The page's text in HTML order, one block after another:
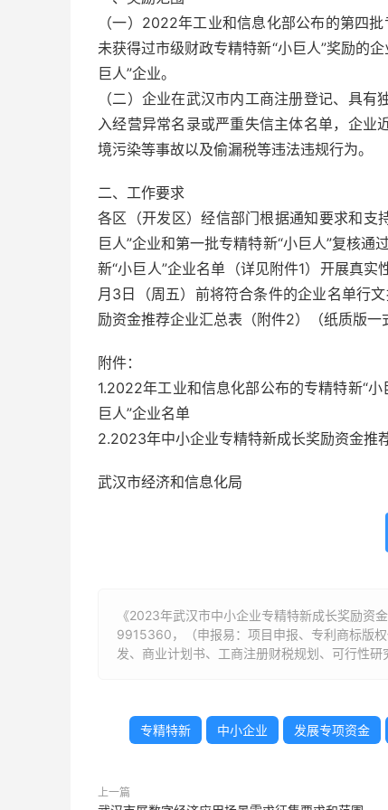
（一）2022年工业和信息化部公布的第四
未获得过市级财政专精特新“小巨人”奖励的
巨人”企业。
（二）企业在武汉市内工商注册登记、具
入经营异常名录或严重失信主体名单，企业
境污染等事故以及偷漏税等违法违规行为。
二、工作要求
各区（开发区）经信部门根据通知要求和
巨人”企业和第一批专精特新“小巨人”复核
新“小巨人”企业名单（详见附件1）开展真
月3日（周五）前将符合条件的企业名单行
励资金推荐企业汇总表（附件2）（纸质版一
附件：
1.2022年工业和信息化部公布的专精特新“
巨人”企业名单
2.2023年中小企业专精特新成长奖励资金推
武汉市经济和信息化局
《2023年武汉市中小企业专精特新成长奖励资
9915360，（申报易：项目申报、专利商标版
发、商业计划书、工商注册财税规划、可行性
专精特新 中小企业 发展专项资金
上一篇